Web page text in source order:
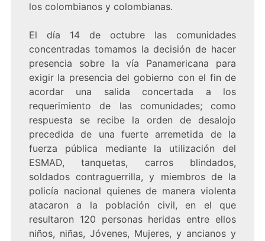
los colombianos y colombianas.
El día 14 de octubre las comunidades
concentradas tomamos la decisión de hacer
presencia sobre la vía Panamericana para
exigir la presencia del gobierno con el fin de
acordar una salida concertada a los
requerimiento de las comunidades; como
respuesta se recibe la orden de desalojo
precedida de una fuerte arremetida de la
fuerza pública mediante la utilización del
ESMAD, tanquetas, carros blindados,
soldados contraguerrilla, y miembros de la
policía nacional quienes de manera violenta
atacaron a la población civil, en el que
resultaron 120 personas heridas entre ellos
niños, niñas, Jóvenes, Mujeres, y ancianos y